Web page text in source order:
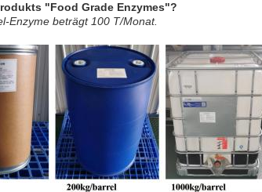
"Food Grade Enzymes"?
Enzyme beträgt 100 T/Monat.